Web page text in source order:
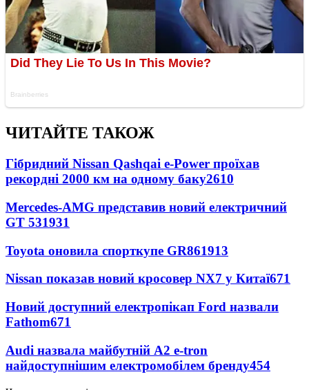
ЧИТАЙТЕ ТАКОЖ
Гібридний Nissan Qashqai e-Power проїхав
рекордні 2000 км на одному баку2610
Mercedes-AMG представив новий електричний
GT 531931
Toyota оновила спорткупе GR861913
Nissan показав новий кросовер NX7 у Китаї671
Новий доступний електропікап Ford назвали
Fathom671
Audi назвала майбутній A2 e-tron
найдоступнішим електромобілем бренду454